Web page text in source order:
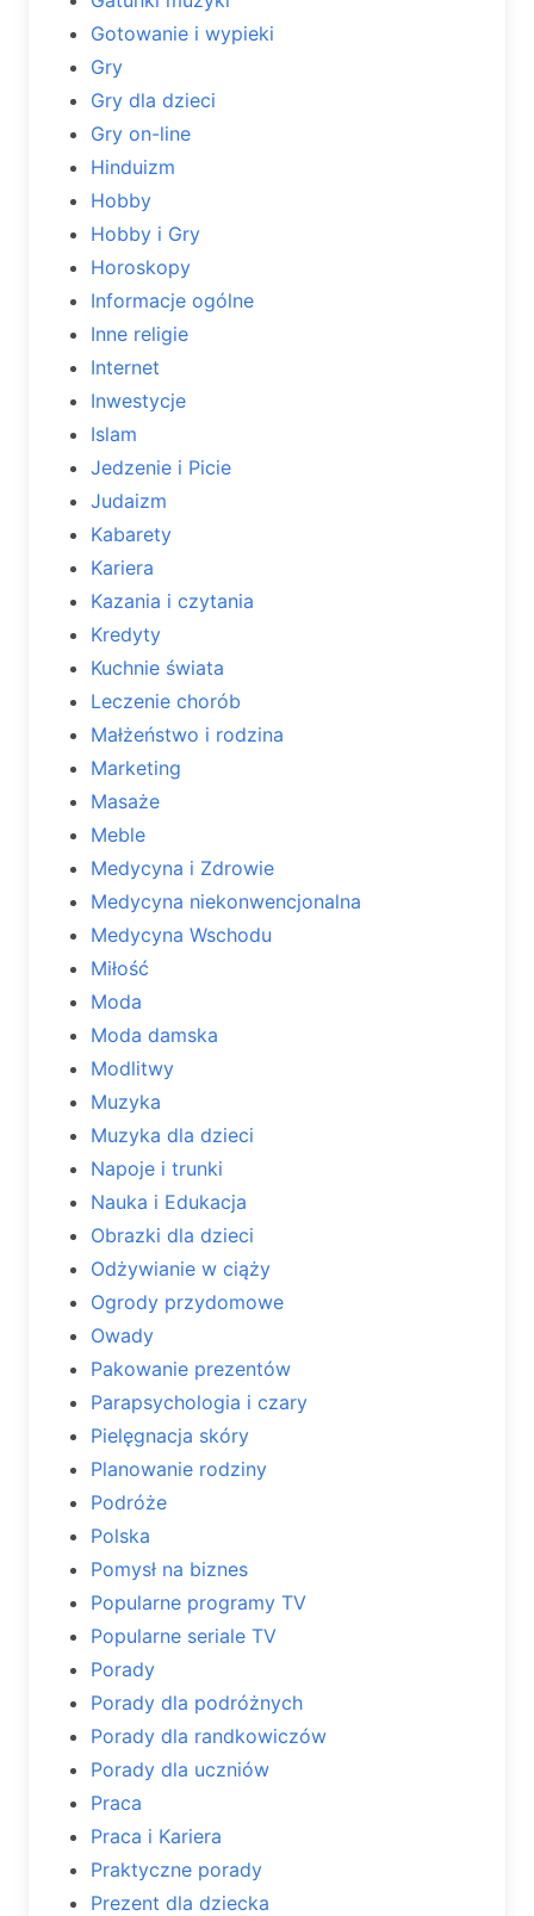
Gotowanie i wypieki
Gry
Gry dla dzieci
Gry on-line
Hinduizm
Hobby
Hobby i Gry
Horoskopy
Informacje ogólne
Inne religie
Internet
Inwestycje
Islam
Jedzenie i Picie
Judaizm
Kabarety
Kariera
Kazania i czytania
Kredyty
Kuchnie świata
Leczenie chorób
Małżeństwo i rodzina
Marketing
Masaże
Meble
Medycyna i Zdrowie
Medycyna niekonwencjonalna
Medycyna Wschodu
Miłość
Moda
Moda damska
Modlitwy
Muzyka
Muzyka dla dzieci
Napoje i trunki
Nauka i Edukacja
Obrazki dla dzieci
Odżywianie w ciąży
Ogrody przydomowe
Owady
Pakowanie prezentów
Parapsychologia i czary
Pielęgnacja skóry
Planowanie rodziny
Podróże
Polska
Pomysł na biznes
Popularne programy TV
Popularne seriale TV
Porady
Porady dla podróżnych
Porady dla randkowiczów
Porady dla uczniów
Praca
Praca i Kariera
Praktyczne porady
Prezent dla dziecka